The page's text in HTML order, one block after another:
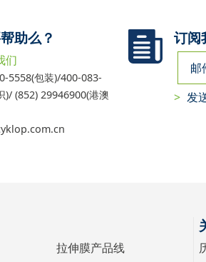
助么？
们
5558(包装)/400-083-
)/ (852) 29946900(港澳
订阅
拉伸膜产品线